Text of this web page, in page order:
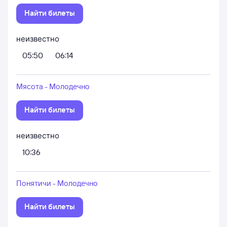
Найти билеты
неизвестно
05:50
06:14
Мясота - Молодечно
Найти билеты
неизвестно
10:36
Понятичи - Молодечно
Найти билеты